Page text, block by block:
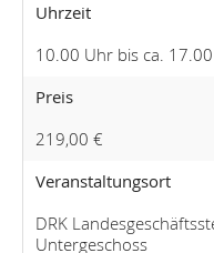
Uhrzeit
10.00 Uhr bis ca.
Preis
219,00 €
Veranstaltungsort
DRK
Untergeschoss